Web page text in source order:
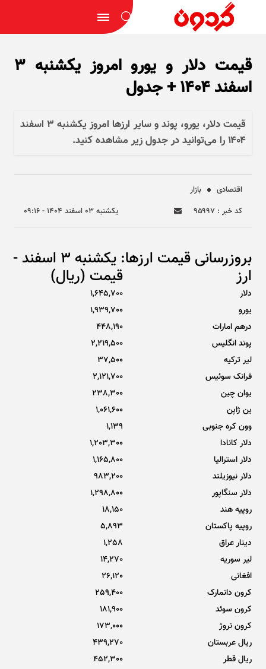
قیمت دلار و یورو امروز یکشنبه ۳
اسفند ۱۴۰۴ + جدول
قیمت دلار، یورو، پوند و سایر ارز‌ها امروز یکشنبه ۳ اسفند
۱۴۰۴ را می‌توانید در جدول زیر مشاهده کنید.
اقتصادی
بازار
کد خبر : ۹۵۹۹۷
يکشنبه ۰۳ اسفند ۱۴۰۴ - ۰۹:۱۶
بروزرسانی قیمت ارزها: یکشنبه 3 اسفند - 08:00
ارز قیمت (ریال)
دلار
1,645,700
یورو
1,939,700
درهم امارات
448,190
پوند انگلیس
2,219,500
لیر ترکیه
37,500
فرانک سوئیس
2,121,700
یوان چین
238,300
ین ژاپن
1,061,600
وون کره جنوبی
1,139
دلار کانادا
1,203,300
دلار استرالیا
1,165,800
دلار نیوزیلند
983,200
دلار سنگاپور
1,298,800
روپیه هند
18,150
روپیه پاکستان
5,893
دینار عراق
1,258
لیر سوریه
14,270
افغانی
26,120
کرون دانمارک
259,400
کرون سوئد
181,900
کرون نروژ
173,000
ریال عربستان
439,270
ریال قطر
452,300